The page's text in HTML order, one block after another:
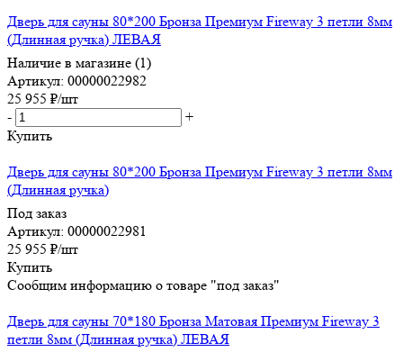
Дверь для сауны 80*200 Бронза Премиум Fireway 3 петли 8мм
(Длинная ручка) ЛЕВАЯ
Наличие в магазине (1)
Артикул: 00000022982
25 955 ₽/шт
-
+
Купить
Дверь для сауны 80*200 Бронза Премиум Fireway 3 петли 8мм
(Длинная ручка)
Под заказ
Артикул: 00000022981
25 955 ₽/шт
Купить
Сообщим информацию о товаре "под заказ"
Дверь для сауны 70*180 Бронза Матовая Премиум Fireway 3
петли 8мм (Длинная ручка) ЛЕВАЯ